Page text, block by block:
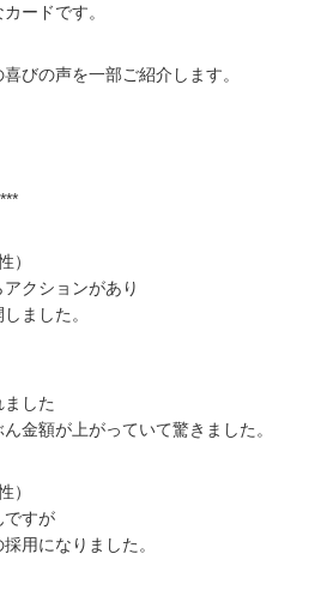
ードです。
びの声を一部ご紹介します。
）
クションがあり
ました。
した
金額が上がっていて驚きました。
）
ですが
用になりました。